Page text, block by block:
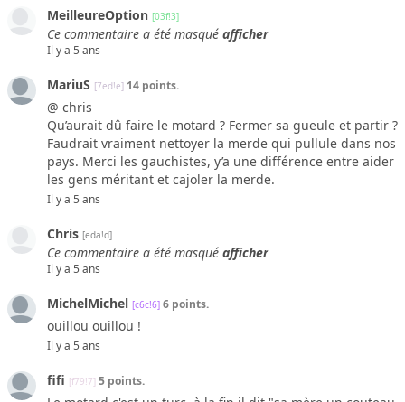
MeilleureOption [03f!3]
Ce commentaire a été masqué afficher
Il y a 5 ans
MariuS [7ed!e] 14 points.
@ chris
Qu’aurait dû faire le motard ? Fermer sa gueule et partir ?
Faudrait vraiment nettoyer la merde qui pullule dans nos
pays. Merci les gauchistes, y’a une différence entre aider
les gens méritant et cajoler la merde.
Il y a 5 ans
Chris [eda!d]
Ce commentaire a été masqué afficher
Il y a 5 ans
MichelMichel [c6c!6] 6 points.
ouillou ouillou !
Il y a 5 ans
fifi [f79!7] 5 points.